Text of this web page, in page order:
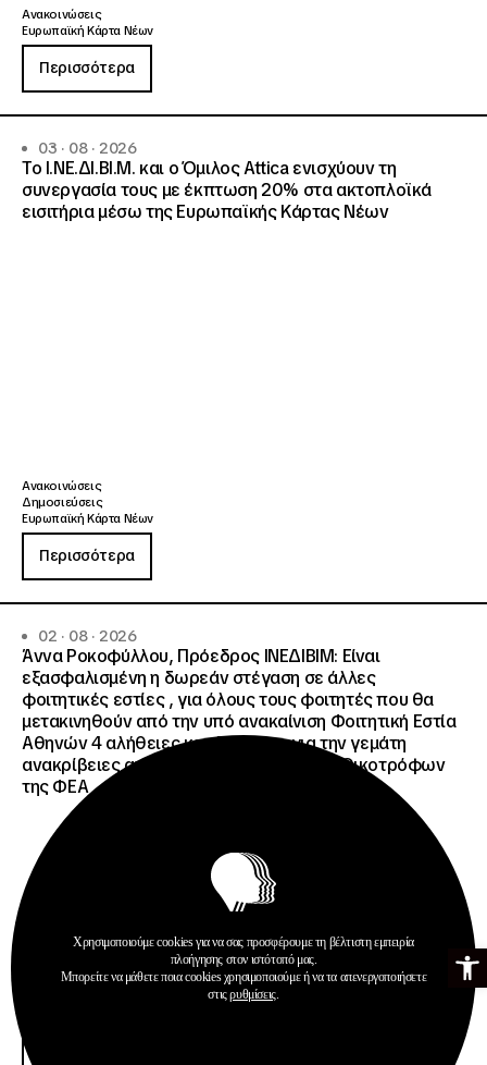
Ανοίξτε
Ανακοινώσεις
Ευρωπαϊκή Κάρτα Νέων
Περισσότερα
03 · 08 · 2026
Το Ι.ΝΕ.ΔΙ.ΒΙ.Μ. και o Όμιλος Attica ενισχύουν τη
συνεργασία τους με έκπτωση 20% στα ακτοπλοϊκά
εισιτήρια μέσω της Ευρωπαϊκής Κάρτας Νέων
Ανακοινώσεις
Δημοσιεύσεις
Ευρωπαϊκή Κάρτα Νέων
Περισσότερα
02 · 08 · 2026
Άννα Ροκοφύλλου, Πρόεδρος ΙΝΕΔΙΒΙΜ: Είναι
εξασφαλισμένη η δωρεάν στέγαση σε άλλες
φοιτητικές εστίες , για όλους τους φοιτητές που θα
μετακινηθούν από την υπό ανακαίνιση Φοιτητική Εστία
Αθηνών 4 αλήθειες και 4 ψέματα για την γεμάτη
ανακρίβειες ανακοίνωση του Συλλόγου Οικοτρόφων
της ΦΕΑ
Ανακοινώσεις
Χρησιμοποιούμε cookies για να σας προσφέρουμε τη βέλτιστη εμπειρία
πλοήγησης στον ιστότοπό μας.
Μπορείτε να μάθετε ποια cookies χρησιμοποιούμε ή να τα απενεργοποιήσετε
στιςρυθμίσεις.